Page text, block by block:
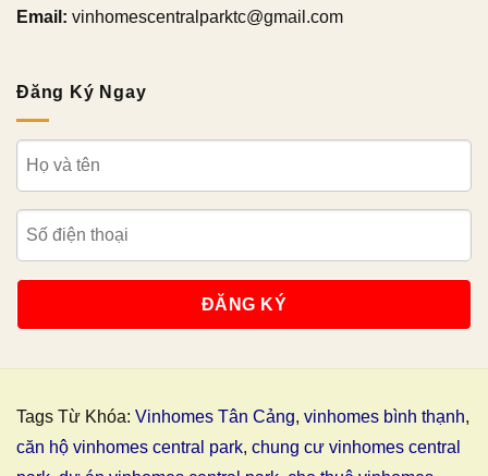
Email: vinhomescentralparktc@gmail.com
Đăng Ký Ngay
Tags Từ Khóa: Vinhomes Tân Cảng, vinhomes bình thạnh,
căn hộ vinhomes central park, chung cư vinhomes central